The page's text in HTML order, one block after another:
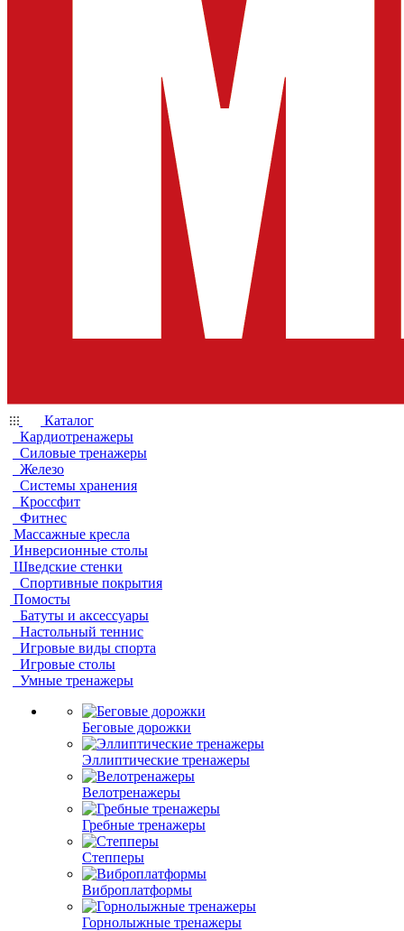
Каталог
Кардиотренажеры
Силовые тренажеры
Железо
Системы хранения
Кроссфит
Фитнес
Массажные кресла
Инверсионные столы
Шведские стенки
Спортивные покрытия
Помосты
Батуты и аксессуары
Настольный теннис
Игровые виды спорта
Игровые столы
Умные тренажеры
Беговые дорожки
Эллиптические тренажеры
Велотренажеры
Гребные тренажеры
Степперы
Виброплатформы
Горнолыжные тренажеры